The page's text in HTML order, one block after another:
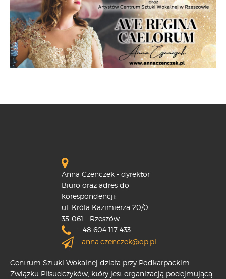
Anna Czenczek - dyrektor
Biuro oraz adres do
korespondencji:
ul. Króla Kazimierza 20/0
35-061 - Rzeszów
+48 604 117 433
anna.czenczek@op.pl
Centrum Sztuki Wokalnej działa przy Podkarpackim
Związku Piłsudczyków, który jest organizacją podejmującą